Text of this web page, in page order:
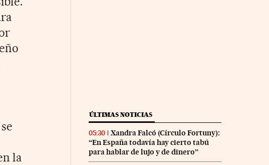
la
ÚLTIMAS NOTICIAS
05:30
Xandra Falcó (Círculo Fortuny):
“En España todavía hay cierto tabú
para hablar de lujo y de dinero”